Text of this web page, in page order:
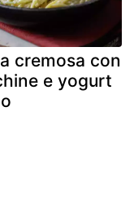
cremosa con
e yogurt